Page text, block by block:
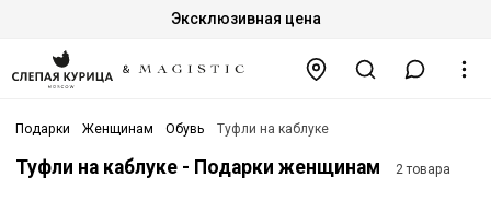
Эксклюзивная цена
Подарки Женщинам Обувь Туфли на каблуке
Туфли на каблуке - Подарки женщинам 2 товара